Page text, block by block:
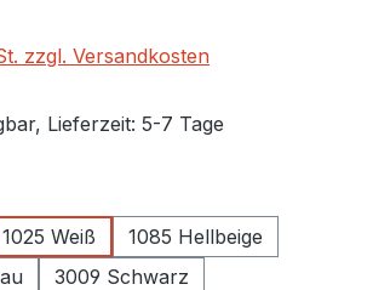
zzgl. Versandkosten
Lieferzeit: 5-7 Tage
1025 Weiß
1085 Hellbeige
3009 Schwarz